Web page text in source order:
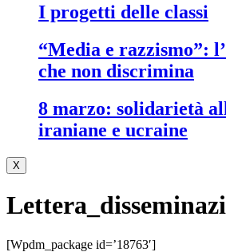
i progetti delle classi
“media e razzismo”: l’informazione
che non discrimina
8 marzo: solidarietà alle donne
iraniane e ucraine
X
[wpdm_package id=’18763′]